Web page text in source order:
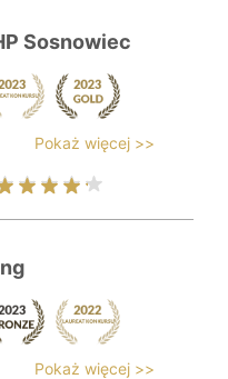
Sosnowiec
Pokaż więcej >>
Pokaż więcej >>